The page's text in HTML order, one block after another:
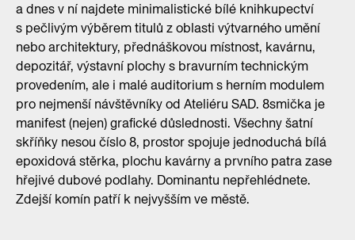
a dnes v ní najdete minimalistické bílé knihkupectví
s pečlivým výběrem titulů z oblasti výtvarného umění
nebo architektury, přednáškovou místnost, kavárnu,
depozitář, výstavní plochy s bravurním technickým
provedením, ale i malé auditorium s herním modulem
pro nejmenší návštěvníky od Ateliéru SAD. 8smička je
manifest (nejen) grafické důslednosti. Všechny šatní
skříňky nesou číslo 8, prostor spojuje jednoduchá bílá
epoxidová stěrka, plochu kavárny a prvního patra zase
hřejivé dubové podlahy. Dominantu nepřehlédnete.
Zdejší komín patří k nejvyšším ve městě.